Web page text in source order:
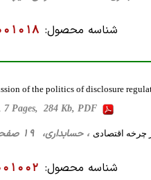
شناسه محصول:
of the politics of disclosure
Pages, 284 Kb, PDF
چرخه اقتصادی ، حسابداری، 19 صفحه فارسی تایپ شده ، 65 کیلو بایت WORD
شناسه محصول: